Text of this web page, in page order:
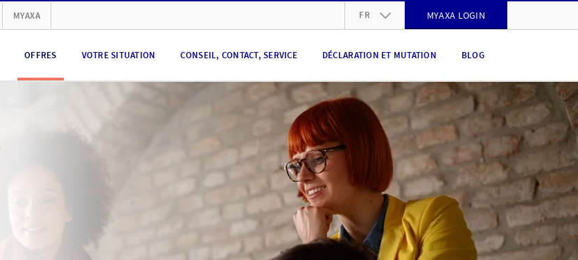
MYAXA FR MYAXA LOGIN
OFFRES VOTRE SITUATION CONSEIL, CONTACT, SERVICE DÉCLARATION ET MUTATION BLOG